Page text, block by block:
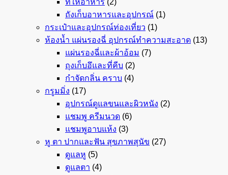
ที่ให้อาหาร (2)
ถังเก็บอาหารและอุปกรณ์ (1)
กระเป๋าและอุปกรณ์ท่องเที่ยว (1)
ห้องน้ำ แผ่นรองฉี่ อุปกรณ์ทำความสะอาด (13)
แผ่นรองฉี่และผ้าอ้อม (7)
ถุงเก็บอึและที่คีบ (2)
กำจัดกลิ่น คราบ (4)
กรูมมิ่ง (17)
อุปกรณ์ดูแลขนและผิวหนัง (2)
แชมพู ครีมนวด (6)
แชมพูอาบแห้ง (3)
หู ตา ปากและฟัน สุขภาพสุนัข (27)
ดูแลหู (5)
ดูแลตา (4)